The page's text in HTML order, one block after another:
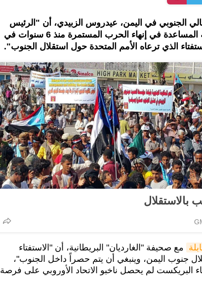
الجنوبي في اليمن، عيدروس الزبيدي، أن "الرئيس
الأمريكي جو بايدن يمكنه المساعدة في إنهاء الحرب المستمرة منذ 6 سنوات في
الذي ترعاه الأمم المتحدة حول استقلال الجنوب".
بالاستقلال
مع صحيفة "الغارديان" البريطانية، أن "الاستفتاء
90% لاستقلال جنوب اليمن، وينبغي أن يتم حصراً داخل الجنوب"،
البريكست لم يحصل ناخبو الاتحاد الأوروبي على فرصة